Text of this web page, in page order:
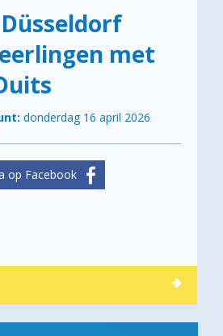
met
donderdag 16 april 2026